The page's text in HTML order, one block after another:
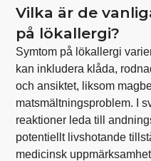
Vilka är de
på lökallergi?
Symtom på lökallergi
kan inkludera klåda,
och ansiktet, liksom
matsmältningsproblem. I
reaktioner leda till
potentiellt livshotande
medicinsk